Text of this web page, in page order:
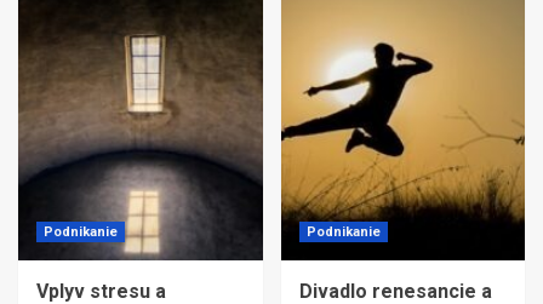
Podnikanie
Vplyv stresu a
Podnikanie
Divadlo renesancie a